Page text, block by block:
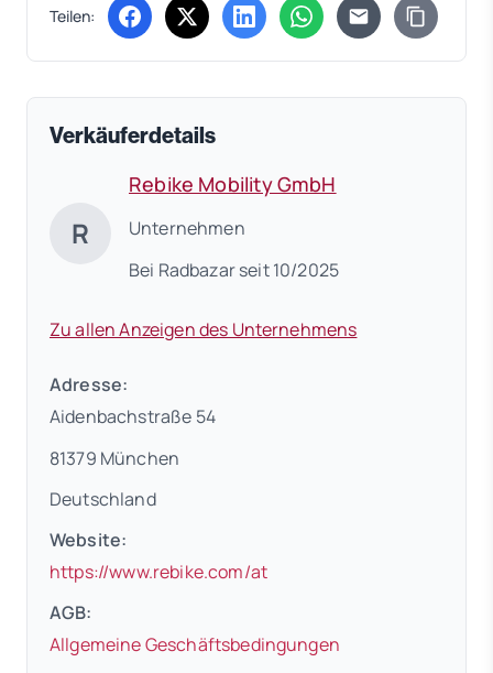
Teilen: (öffnet in neuem Tab)
(öffnet in neuem Tab)
(öffnet in neuem Tab)
(öffnet in neuem Tab)
Verkäuferdetails
R
Rebike Mobility GmbH
Unternehmen
Bei Radbazar seit 10/2025
Zu allen Anzeigen des Unternehmens
Adresse:
Aidenbachstraße 54
81379 München
Deutschland
Website:
https://www.rebike.com/at(öffnet in neuem Tab)
AGB:
Allgemeine Geschäftsbedingungen(öffnet in neuem